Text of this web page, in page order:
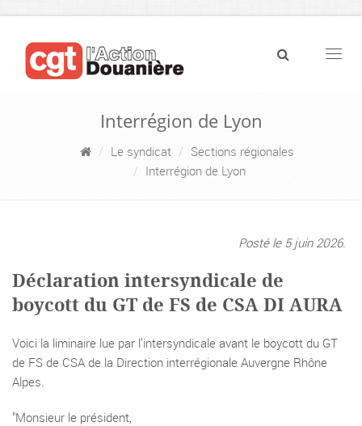
Interrégion de Lyon
Le syndicat
Sections régionales
Interrégion de Lyon
Posté le 5 juin 2026.
Déclaration intersyndicale de
boycott du GT de FS de CSA DI AURA
Voici la liminaire lue par l’intersyndicale avant le boycott du GT
de FS de CSA de la Direction interrégionale Auvergne Rhône
Alpes.
"Monsieur le président,